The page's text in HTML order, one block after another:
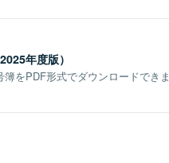
年度版）
をPDF形式でダウンロードできま